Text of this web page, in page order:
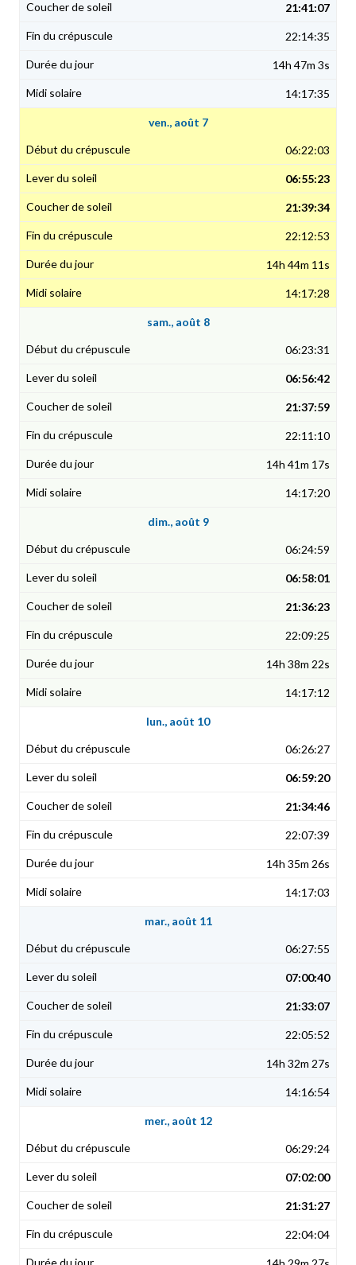
21:41:07
22:14:35
14h 47m 3s
14:17:35
ven., août 7
06:22:03
06:55:23
21:39:34
22:12:53
14h 44m 11s
14:17:28
sam., août 8
06:23:31
06:56:42
21:37:59
22:11:10
14h 41m 17s
14:17:20
dim., août 9
06:24:59
06:58:01
21:36:23
22:09:25
14h 38m 22s
14:17:12
lun., août 10
06:26:27
06:59:20
21:34:46
22:07:39
14h 35m 26s
14:17:03
mar., août 11
06:27:55
07:00:40
21:33:07
22:05:52
14h 32m 27s
14:16:54
mer., août 12
06:29:24
07:02:00
21:31:27
22:04:04